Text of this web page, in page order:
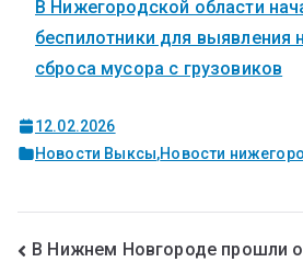
В Нижегородской области
беспилотники для выявления
сброса мусора с грузовиков
12.02.2026
Новости Выксы,Новости
В Нижнем Новгороде прошли